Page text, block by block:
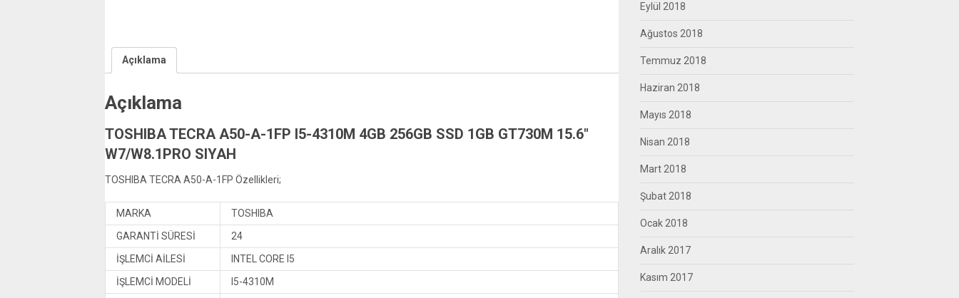
Açıklama
Açıklama
TOSHIBA TECRA A50-A-1FP I5-4310M 4GB 256GB SSD 1GB GT730M 15.6″
W7/W8.1PRO SIYAH
TOSHIBA TECRA A50-A-1FP Özellikleri;
MARKA
TOSHIBA
GARANTİ SÜRESİ
24
İŞLEMCİ AİLESİ
INTEL CORE I5
İŞLEMCİ MODELİ
I5-4310M
Eylül 2018
Ağustos 2018
Temmuz 2018
Haziran 2018
Mayıs 2018
Nisan 2018
Mart 2018
Şubat 2018
Ocak 2018
Aralık 2017
Kasım 2017